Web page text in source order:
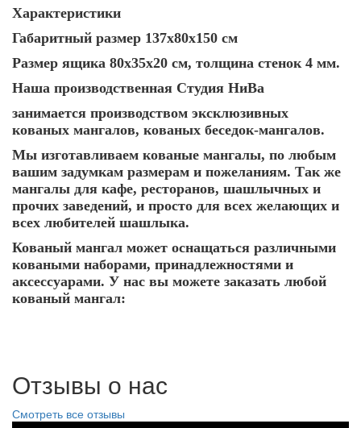
Характеристики
Габаритный размер 137х80х150 см
Размер ящика 80х35х20 см, толщина стенок 4 мм.
Наша производственная Студия НиВа
занимается производством эксклюзивных
кованых мангалов, кованых беседок-мангалов.
Мы изготавливаем кованые мангалы, по любым
вашим задумкам размерам и пожеланиям. Так же
мангалы для кафе, ресторанов, шашлычных и
прочих заведений, и просто для всех желающих и
всех любителей шашлыка.
Кованый мангал может оснащаться различными
коваными наборами, принадлежностями и
аксессуарами. У нас вы можете заказать любой
кованый мангал:
Отзывы о нас
Смотреть все отзывы